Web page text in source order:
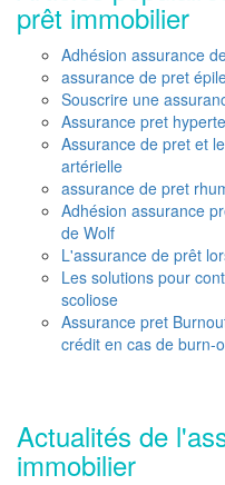
prêt immobilier
Adhésion assurance
assurance de pret
Souscrire une
Assurance pret
Assurance de pret et
artérielle
assurance de pret
Adhésion assurance
de Wolf
L'assurance de prêt
Les solutions pour
scoliose
Assurance pret
crédit en cas de burn-
Actualités de
immobilier